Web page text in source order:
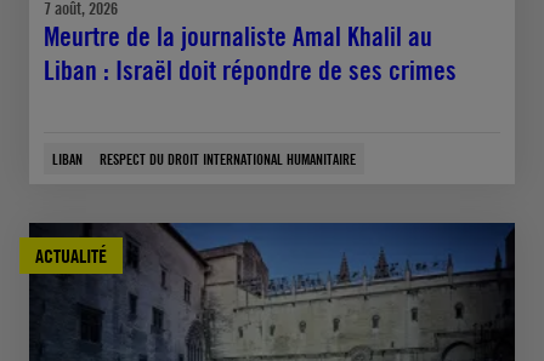
7 août, 2026
Meurtre de la journaliste Amal Khalil au
Liban : Israël doit répondre de ses crimes
LIBAN RESPECT DU DROIT INTERNATIONAL HUMANITAIRE
ACTUALITÉ